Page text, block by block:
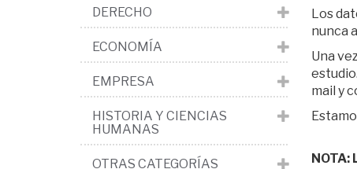
Los
nunca
Una
estudio. Si está
mail y
NOTA:
DERECHO
ECONOMÍA
EMPRESA
HISTORIA Y CIENCIAS
HUMANAS
OTRAS CATEGORÍAS